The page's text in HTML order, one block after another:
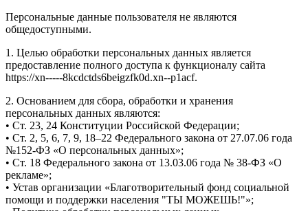
Персональные данные пользователя не являются
общедоступными.
1. Целью обработки персональных данных является
предоставление полного доступа к функционалу сайта
https://xn-----8kcdctds6beigzfk0d.xn--p1acf.
2. Основанием для сбора, обработки и хранения
персональных данных являются:
• Ст. 23, 24 Конституции Российской Федерации;
• Ст. 2, 5, 6, 7, 9, 18–22 Федерального закона от 27.07.06 года
№152-ФЗ «О персональных данных»;
• Ст. 18 Федерального закона от 13.03.06 года № 38-ФЗ «О
рекламе»;
• Устав организации «Благотворительный фонд социальной
помощи и поддержки населения "ТЫ МОЖЕШЬ!"»;